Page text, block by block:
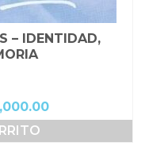
– IDENTIDAD,
El
precio